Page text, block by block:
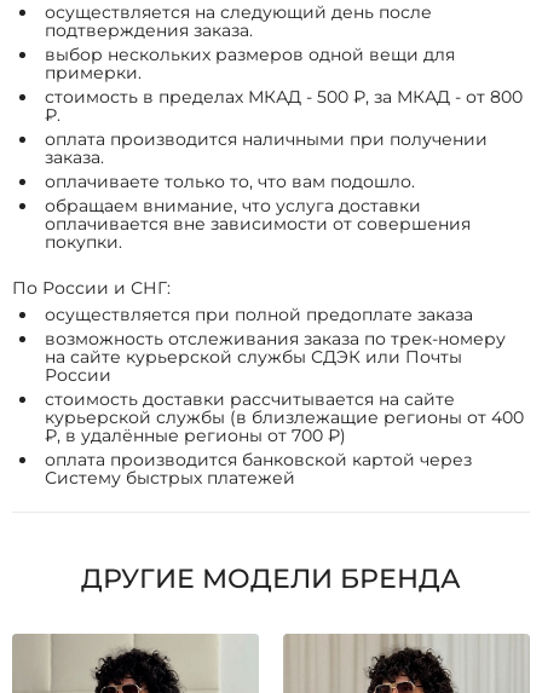
осуществляется на следующий день после
подтверждения заказа.
выбор нескольких размеров одной вещи для
примерки.
стоимость в пределах МКАД - 500 ₽, за МКАД - от 800
₽.
оплата производится наличными при получении
заказа.
оплачиваете только то, что вам подошло.
обращаем внимание, что услуга доставки
оплачивается вне зависимости от совершения
покупки.
По России и СНГ:
осуществляется при полной предоплате заказа
возможность отслеживания заказа по трек-номеру
на сайте курьерской службы СДЭК или Почты
России
стоимость доставки рассчитывается на сайте
курьерской службы (в близлежащие регионы от 400
₽, в удалённые регионы от 700 ₽)
оплата производится банковской картой через
Систему быстрых платежей
ДРУГИЕ МОДЕЛИ БРЕНДА